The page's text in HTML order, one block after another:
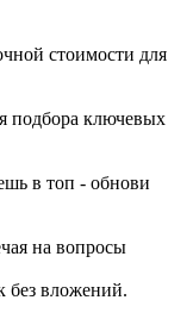
стоимости для
подбора ключевых
в топ - обнови
на вопросы
без вложений.